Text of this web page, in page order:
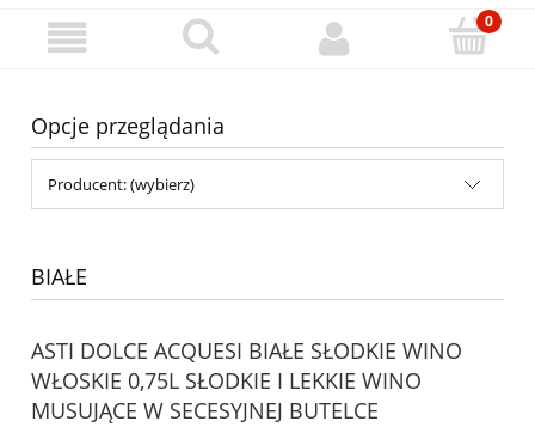
Opcje przeglądania
Producent: (wybierz)
BIAŁE
ASTI DOLCE ACQUESI BIAŁE SŁODKIE WINO
WŁOSKIE 0,75L SŁODKIE I LEKKIE WINO
MUSUJĄCE W SECESYJNEJ BUTELCE